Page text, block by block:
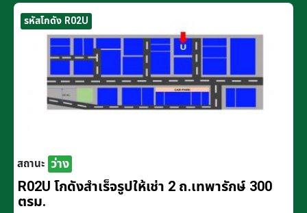
รหัสโกดัง R02U
สถานะ ว่าง
R02U โกดังสำเร็จรูปให้เช่า 2 ถ.เทพารักษ์ 300
ตรม.